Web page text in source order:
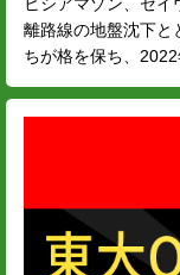
離路線の地盤沈下と
ちが格を保ち、